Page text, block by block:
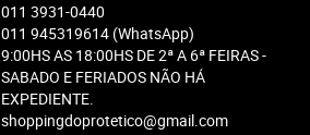
011 3931-0440
011 945319614 (WhatsApp)
9:00HS AS 18:00HS DE 2ª A 6ª FEIRAS -
SABADO E FERIADOS NÃO HÁ
EXPEDIENTE.
shoppingdoprotetico@gmail.com